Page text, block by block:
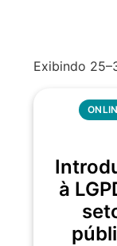
Exibindo
à